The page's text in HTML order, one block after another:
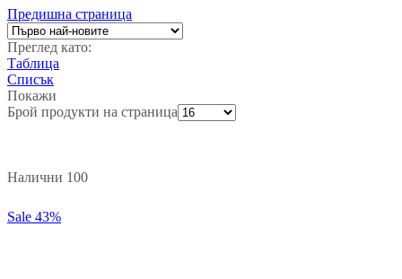
Предишна страница
Преглед като:
Таблица
Списък
Покажи
Брой продукти на страница
Налични 100
Sale 43%